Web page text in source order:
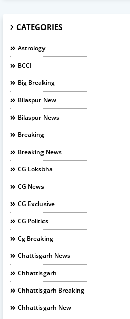
CATEGORIES
Astrology
BCCI
Big Breaking
Bilaspur New
Bilaspur News
Breaking
Breaking News
CG Loksbha
CG News
CG Exclusive
CG Politics
Cg Breaking
Chattisgarh News
Chhattisgarh
Chhattisgarh Breaking
Chhattisgarh New